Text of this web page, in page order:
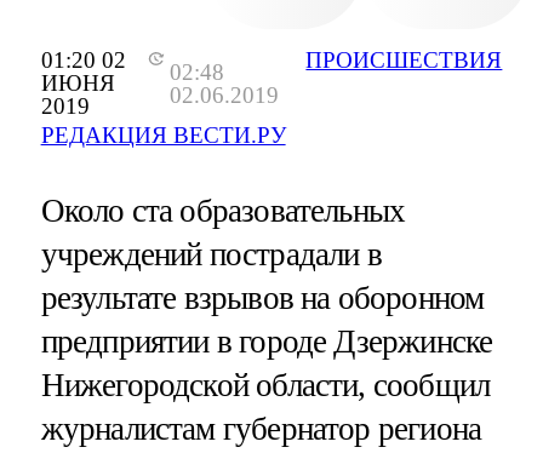
01:20 02
ИЮНЯ
2019
02:48
02.06.2019
РЕДАКЦИЯ ВЕСТИ.РУ
ПРОИСШЕСТВИЯ
Около ста образовательных
учреждений пострадали в
результате взрывов на оборонном
предприятии в городе Дзержинске
Нижегородской области, сообщил
журналистам губернатор региона